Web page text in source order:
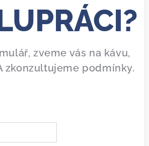
zveme vás na kávu,
zkonzultujeme podmínky.